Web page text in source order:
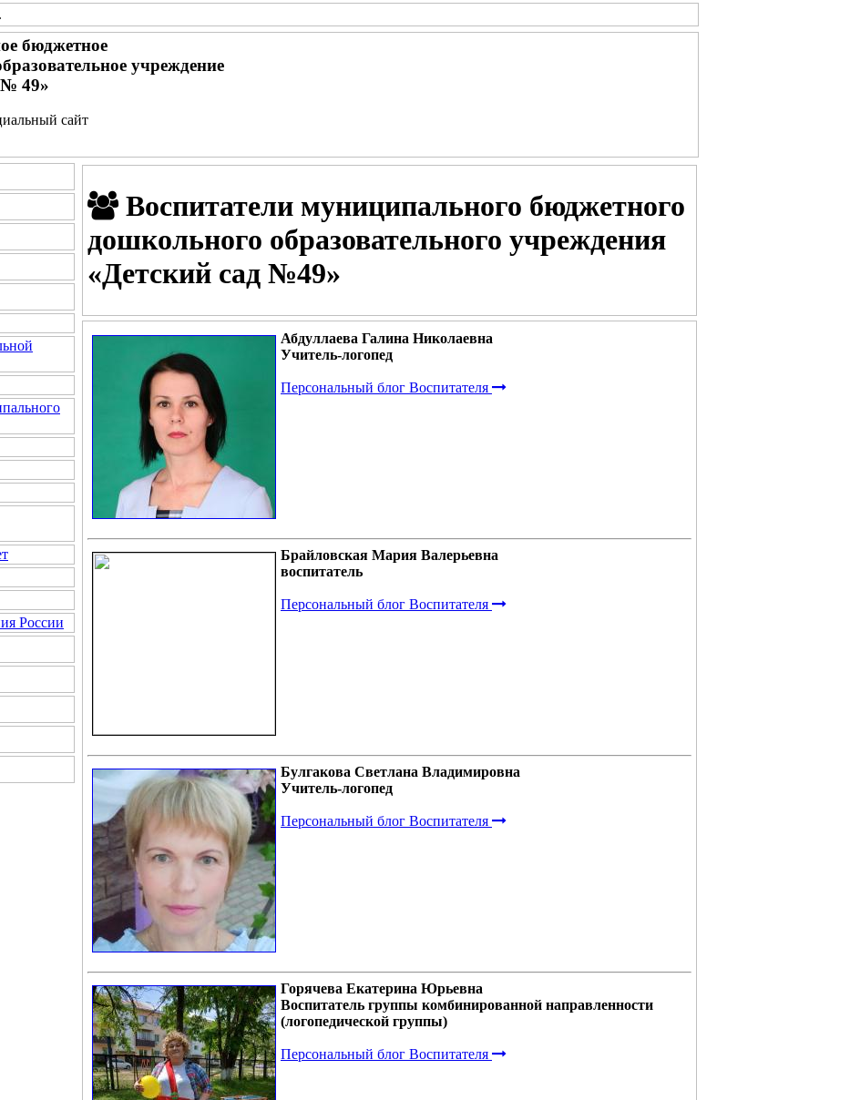
.
бюджетное
учреждение
№ 49»
сайт
России
Воспитатели муниципального бюджетного
дошкольного образовательного учреждения
«Детский сад №49»
Абдуллаева Галина Николаевна
Учитель-логопед
Персональный блог Воспитателя
Брайловская Мария Валерьевна
воспитатель
Персональный блог Воспитателя
Булгакова Светлана Владимировна
Учитель-логопед
Персональный блог Воспитателя
Горячева Екатерина Юрьевна
Воспитатель группы комбинированной направленности
(логопедической группы)
Персональный блог Воспитателя